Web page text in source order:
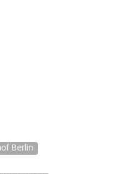
Berlin